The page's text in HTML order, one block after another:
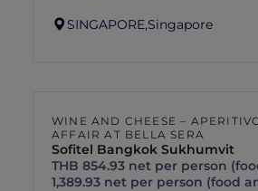
SINGAPORE,Singapore
WINE AND CHEESE –
AFFAIR AT BELLA SERA
Sofitel Bangkok Sukhumvit
THB 854.93 net per person
1,389.93 net per person (food